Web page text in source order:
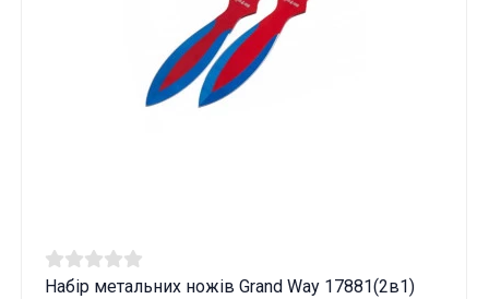
Набір метальних ножів Grand Way 17881(2в1)